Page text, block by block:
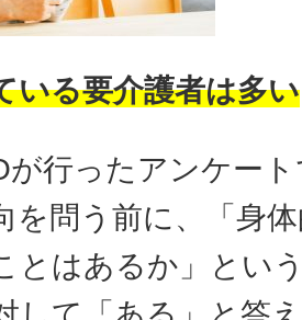
いる要介護者は多い
が行ったアンケー
を問う前に、「身
とはあるか」とい